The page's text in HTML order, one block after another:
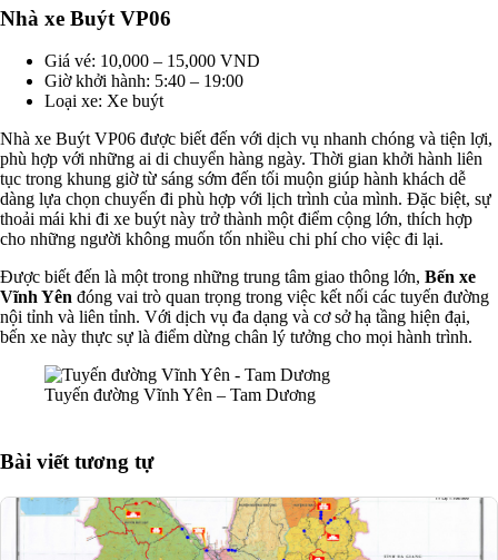
Nhà xe Buýt VP06
Giá vé: 10,000 – 15,000 VND
Giờ khởi hành: 5:40 – 19:00
Loại xe: Xe buýt
Nhà xe Buýt VP06 được biết đến với dịch vụ nhanh chóng và tiện lợi,
phù hợp với những ai di chuyển hàng ngày. Thời gian khởi hành liên
tục trong khung giờ từ sáng sớm đến tối muộn giúp hành khách dễ
dàng lựa chọn chuyến đi phù hợp với lịch trình của mình. Đặc biệt, sự
thoải mái khi đi xe buýt này trở thành một điểm cộng lớn, thích hợp
cho những người không muốn tốn nhiều chi phí cho việc đi lại.
Được biết đến là một trong những trung tâm giao thông lớn, Bến xe
Vĩnh Yên đóng vai trò quan trọng trong việc kết nối các tuyến đường
nội tỉnh và liên tỉnh. Với dịch vụ đa dạng và cơ sở hạ tầng hiện đại,
bến xe này thực sự là điểm dừng chân lý tưởng cho mọi hành trình.
Tuyến đường Vĩnh Yên – Tam Dương
Bài viết tương tự